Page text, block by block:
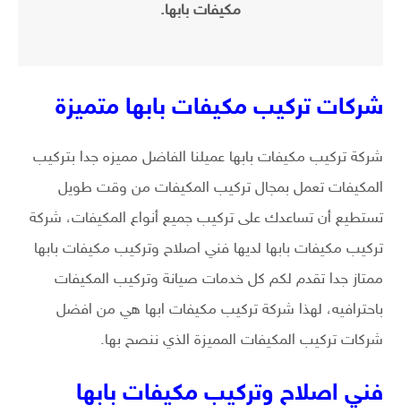
مكيفات بابها.
شركات تركيب مكيفات بابها متميزة
شركة تركيب مكيفات بابها عميلنا الفاضل مميزه جدا بتركيب
المكيفات تعمل بمجال تركيب المكيفات من وقت طويل
تستطيع أن تساعدك على تركيب جميع أنواع المكيفات، شركة
تركيب مكيفات بابها لديها فني اصلاح وتركيب مكيفات بابها
ممتاز جدا تقدم لكم كل خدمات صيانة وتركيب المكيفات
باحترافيه، لهذا شركة تركيب مكيفات ابها هي من افضل
شركات تركيب المكيفات المميزة الذي ننصح بها.
فني اصلاح وتركيب مكيفات بابها